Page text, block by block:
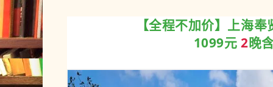
【全程不加价】上海奉
1099元2晚